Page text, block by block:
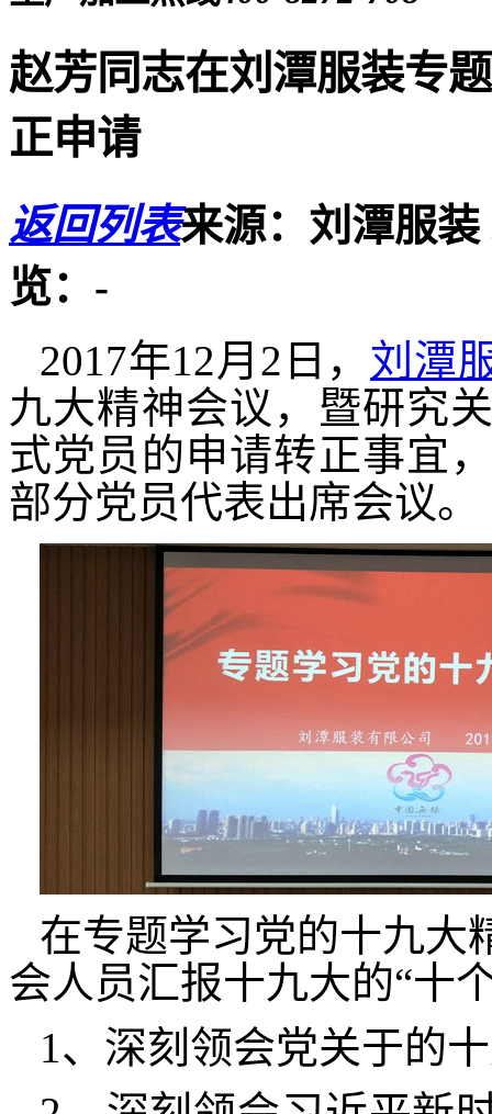
赵芳同志在刘潭服装专
正申请
返回列表来源：刘潭服装
览： -
2017年12月2日， 刘潭
九大精神会议，暨研究
式党员的申请转正事宜
部分党员代表出席会议。
在专题学习党的十九大
会人员汇报十九大的“十
1、深刻领会党关于的